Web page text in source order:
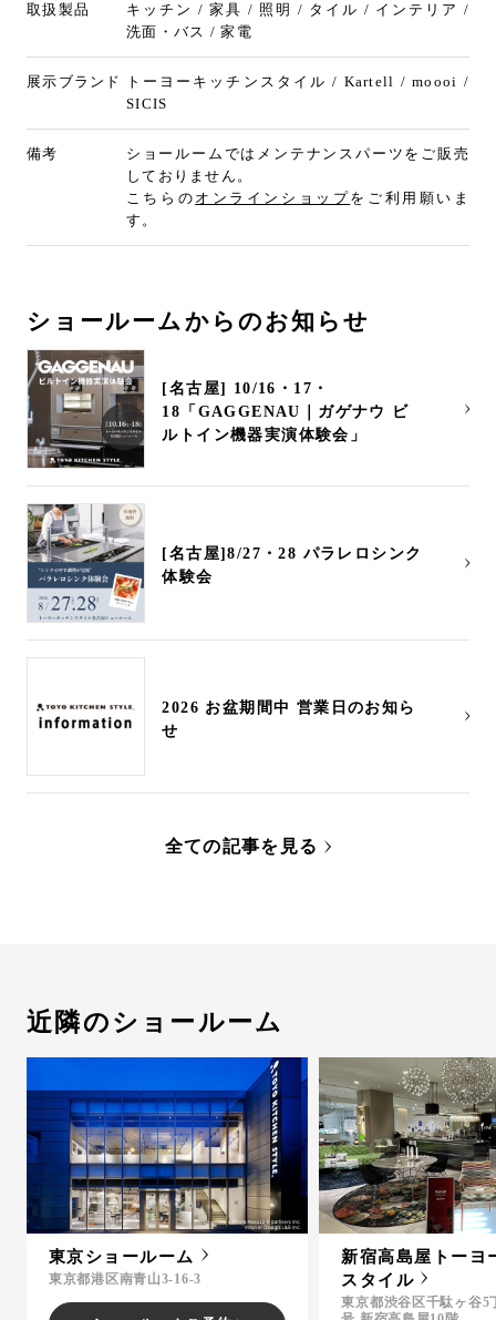
取扱製品
キッチン / 家具 / 照明 / タイル / インテリア /
洗面・バス / 家電
展示ブランド
トーヨーキッチンスタイル / Kartell / moooi /
SICIS
備考
ショールームではメンテナンスパーツをご販売
しておりません。
こちらの オンラインショップをご利用願いま
す。
ショールームからのお知らせ
[名古屋] 10/16・17・
18「GAGGENAU｜ガゲナウ ビ
ルトイン機器実演体験会」
[名古屋]8/27・28 パラレロシンク
体験会
2026 お盆期間中 営業日のお知ら
せ
全ての記事を見る
近隣のショールーム
東京ショールーム
東京都港区南青山3-16-3
新宿高島屋トーヨ
スタイル
東京都渋谷区千駄ヶ谷5